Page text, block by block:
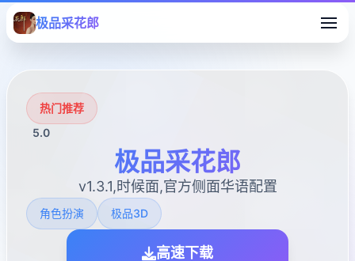
极品采花郎
热门推荐
5.0
极品采花郎
v1.3.1,时候面,官方侧面华语配置
角色扮演 极品3D
高速下载